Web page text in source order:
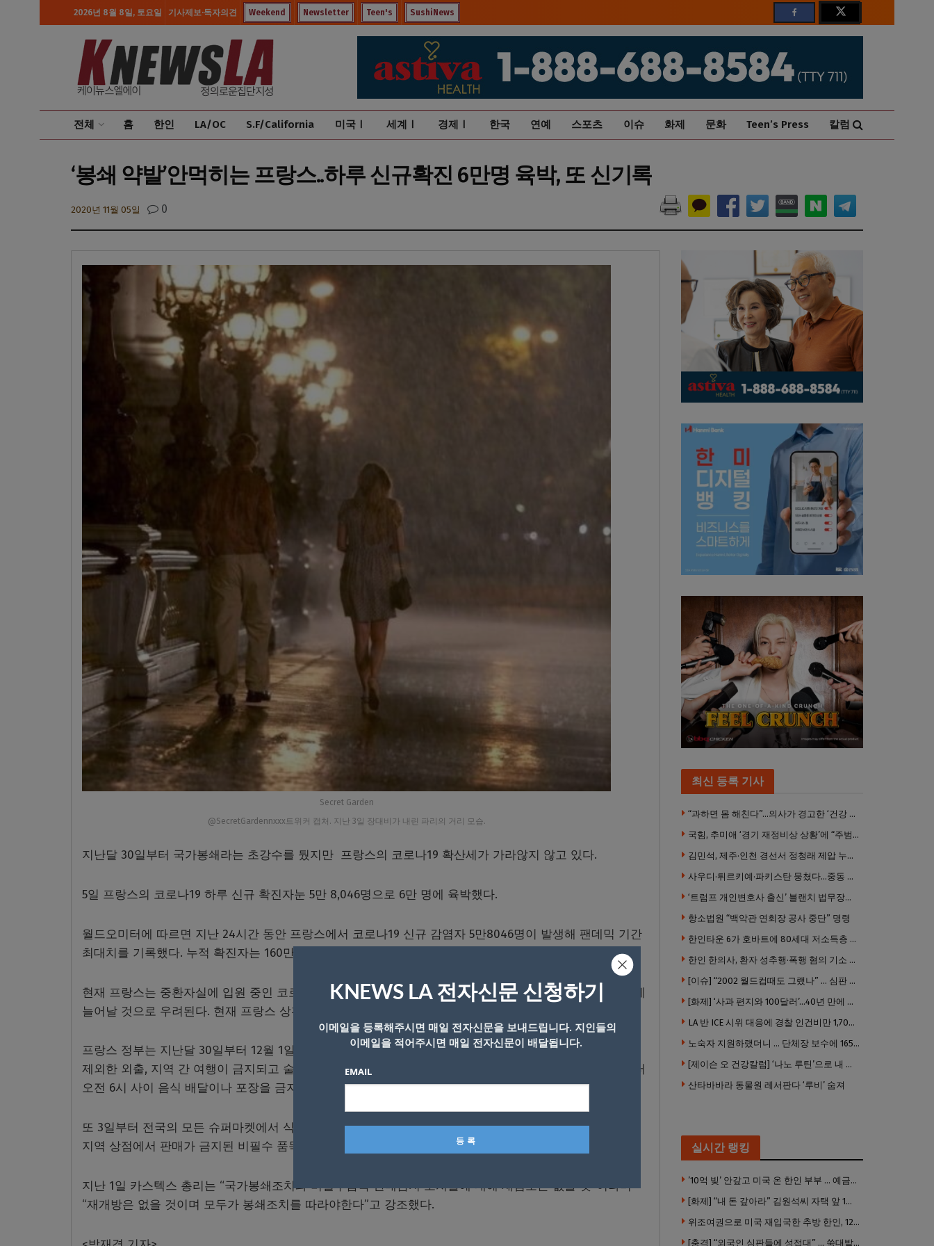
2026년 8월 8일, 토요일 기사제보·독자의견 Weekend Newsletter Teen's SushiNews
전체 홈 한인 LA/OC S.F/California 미국Ⅰ 세계Ⅰ 경제Ⅰ 한국 연예 스포츠 이슈 화제 문화 Teen’s Press 칼럼
‘봉쇄 약발’안먹히는 프랑스..하루 신규확진 6만명 육박, 또 신기록
2020년 11월 05일 0
Secret Garden
@SecretGardennxxx트위커 캡처. 지난 3일 장대비가 내린 파리의 거리 모습.
지난달 30일부터 국가봉쇄라는 초강수를 뒀지만 프랑스의 코로나19 확산세가 가라않지 않고 있다.
5일 프랑스의 코로나19 하루 신규 확진자눈 5만 8,046명으로 6만 명에 육박했다.
월드오미터에 따르면 지난 24시간 동안 프랑스에서 코로나19 신규 감염자 5만8046명이 발생해 팬데믹 기간
최대치를 기록했다. 누적 확진자는 160만1367명이다. 사망자는 하루 동안 363명 늘어 총 3만9,037명이다.
현재 프랑스는 중환자실에 입원 중인 코로나 환자가 무려 4,000여명에 달하고 있어 사망자는 앞으로 더 크게
늘어날 것으로 우려된다. 현재 프랑스 상황은 올초 1차 유행 때보다 훨씬 심각하다.
프랑스 정부는 지난달 30일부터 12월 1일까지 전국 봉쇄를 도입했다. 봉쇄 기간 필수 업무나 의료적 이유를
제외한 외출, 지역 간 여행이 금지되고 술집, 음식점 등 비필수 업종은 폐쇄됐다.
파리는 6일부터 밤 10시부터
오전 6시 사이 음식 배달이나 포장을 금지했다.
또 3일부터 전국의 모든 슈퍼마켓에서 식료품 등 필수품목이 아닌 비필수상품 판매도 전면금지했다.
지역 상점에서 판매가 금지된 비필수 품목들은 3일부터 슈퍼마켓에서도 판매를 할 수 없다.
지난 1일 카스텍스 총리는 “국가봉쇄조치와 비필수품목 판매금지 조치들에 대해 재검토는 없을 것”이라며
“재개방은 없을 것이며 모두가 봉쇄조치를 따라야한다”고 강조했다.
최신 등록 기사
“과하면 몸 해친다”…의사가 경고한 ‘건강 습관’ 5가지
국힘, 추미애 ‘경기 재정비상 상황’에 “주범은 이재명 전 지사”
김민석, 제주·인천 경선서 정청래 제압 누적 1위 탈환
사우디·튀르키예·파키스탄 뭉쳤다…중동 새 안보축 부상하나
‘트럼프 개인변호사 출신’ 블랜치 법무장관 인준…상원 50대49 가결
항소법원 “백악관 연회장 공사 중단” 명령
한인타운 6가 호바트에 80세대 저소득층 아파트 준공
한인 한의사, 환자 성추행·폭행 혐의 기소 … 면허 긴급정지
[이슈] “2002 월드컵때도 그랬나” … 심판 성접대 의혹 해외로 일파만파, 4강 신화까지 불똥
[화제] ‘사과 편지와 100달러’…40년 만에 훔친 책 돌려준 절도범
LA 반 ICE 시위 대응에 경찰 인건비만 1,700만 달러 썼다.
노숙자 지원하랬더니 … 단체장 보수에 165만 달러 ‘펑펑’
[제이슨 오 건강칼럼] ‘나노 루틴’으로 내 몸 기적 만들기
산타바바라 동물원 레서판다 ‘루비’ 숨져
실시간 랭킹
’10억 빚’ 안갚고 미국 온 한인 부부 … 예금보험공사, 미국서 소송
[화제] “내 돈 갚아라” 김원석씨 자택 앞 1인 광대 시위 … 한인 투자사, “108만 달러 못받아”
위조여권으로 미국 재입국한 추방 한인, 120만 달러 은행 사기 행각
[충격] “외국인 심판들에 성접대” … 쑥대밭된 축협 어디까지 추락하나
KNEWS LA 전자신문 신청하기
이메일을 등록해주시면 매일 전자신문을 보내드립니다. 지인들의
이메일을 적어주시면 매일 전자신문이 배달됩니다.
EMAIL